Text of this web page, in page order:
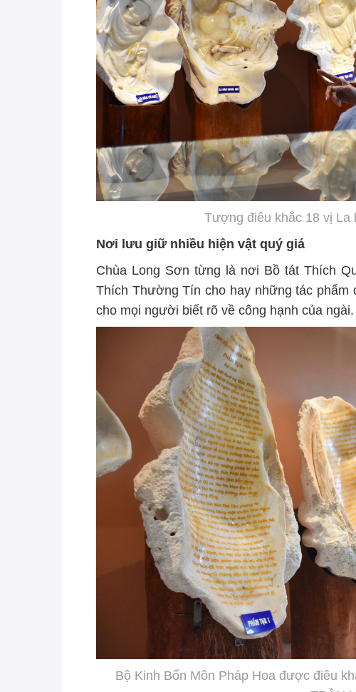
Tượng điêu khắc 18 vị La
Nơi lưu giữ nhiều hiện vật quý giá
Chùa Long Sơn từng là nơi Bồ tát Thích
Thích Thường Tín cho hay những tác
cho mọi người biết rõ về công hạnh của ngài.
Bộ Kinh Bổn Môn Pháp Hoa được điêu